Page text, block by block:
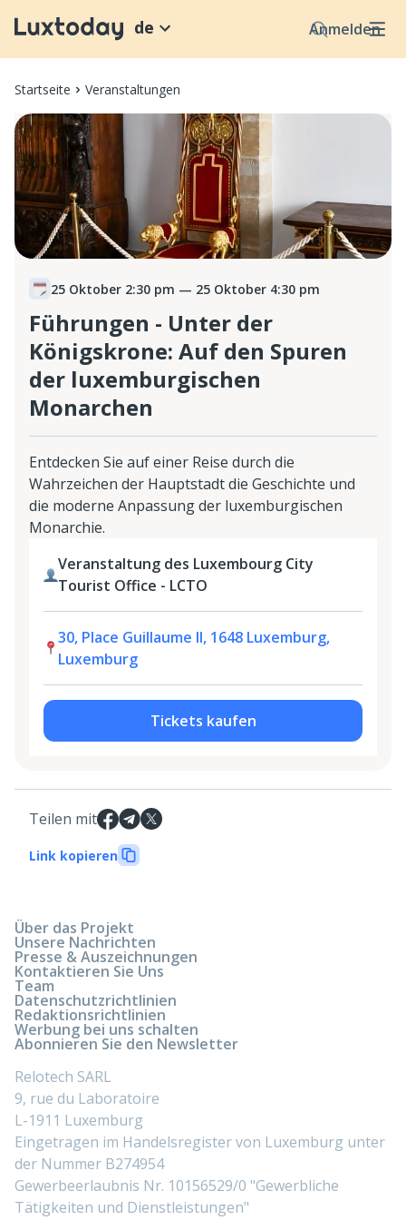
Anmelden
de
Startseite Veranstaltungen
25 Oktober 2:30 pm — 25 Oktober 4:30 pm
Führungen - Unter der
Königskrone: Auf den Spuren
der luxemburgischen
Monarchen
Entdecken Sie auf einer Reise durch die
Wahrzeichen der Hauptstadt die Geschichte und
die moderne Anpassung der luxemburgischen
Monarchie.
Veranstaltung des Luxembourg City
Tourist Office - LCTO
30, Place Guillaume II, 1648 Luxemburg,
Luxemburg
Tickets kaufen
Teilen mit
Link kopieren
Über das Projekt
Unsere Nachrichten
Presse & Auszeichnungen
Kontaktieren Sie Uns
Team
Datenschutzrichtlinien
Redaktionsrichtlinien
Werbung bei uns schalten
Abonnieren Sie den Newsletter
Relotech SARL
9, rue du Laboratoire
L-1911 Luxemburg
Eingetragen im Handelsregister von Luxemburg unter
der Nummer B274954
Gewerbeerlaubnis Nr. 10156529/0 "Gewerbliche
Tätigkeiten und Dienstleistungen"